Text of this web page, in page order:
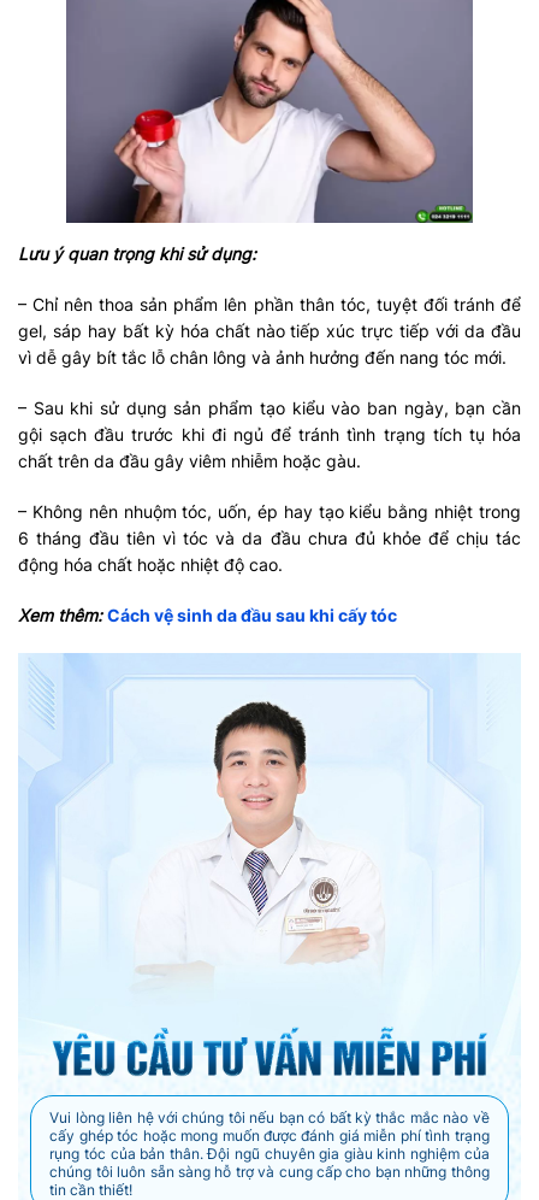
Lưu ý quan trọng khi sử dụng:
– Chỉ nên thoa sản phẩm lên phần thân tóc, tuyệt đối tránh để
gel, sáp hay bất kỳ hóa chất nào tiếp xúc trực tiếp với da đầu
vì dễ gây bít tắc lỗ chân lông và ảnh hưởng đến nang tóc mới.
– Sau khi sử dụng sản phẩm tạo kiểu vào ban ngày, bạn cần
gội sạch đầu trước khi đi ngủ để tránh tình trạng tích tụ hóa
chất trên da đầu gây viêm nhiễm hoặc gàu.
– Không nên nhuộm tóc, uốn, ép hay tạo kiểu bằng nhiệt trong
6 tháng đầu tiên vì tóc và da đầu chưa đủ khỏe để chịu tác
động hóa chất hoặc nhiệt độ cao.
Xem thêm: Cách vệ sinh da đầu sau khi cấy tóc
Vui lòng liên hệ với chúng tôi nếu bạn có bất kỳ thắc mắc nào về
cấy ghép tóc hoặc mong muốn được đánh giá miễn phí tình trạng
rụng tóc của bản thân. Đội ngũ chuyên gia giàu kinh nghiệm của
chúng tôi luôn sẵn sàng hỗ trợ và cung cấp cho bạn những thông
tin cần thiết!